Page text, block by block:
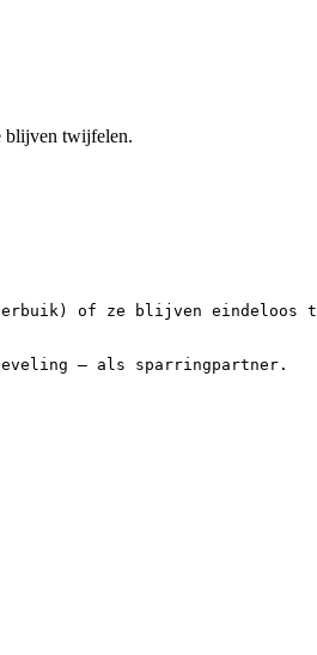
blijven twijfelen.
of ze blijven
— als sparringpartner.